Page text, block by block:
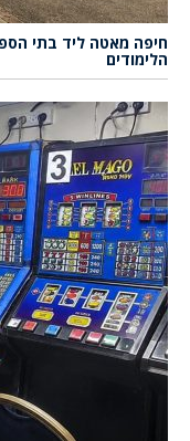
חיפה מאטה ליד בתי
הלימודים